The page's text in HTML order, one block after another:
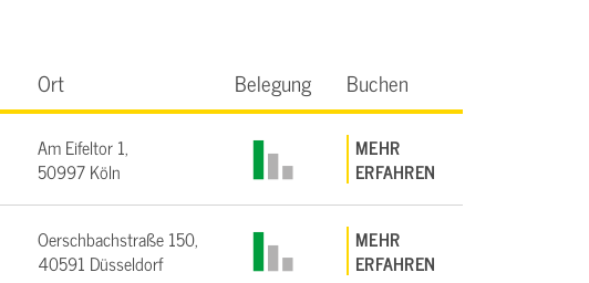
Ort Belegung Buchen
Am Eifeltor 1,
50997 Köln
MEHR
ERFAHREN
Oerschbachstraße 150,
40591 Düsseldorf
MEHR
ERFAHREN